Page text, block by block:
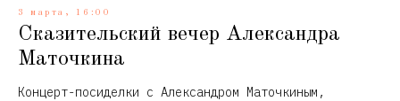
3 марта, 16:00
Сказительский вечер Александра
Маточкина
Концерт-посиделки с Александром Маточкиным,